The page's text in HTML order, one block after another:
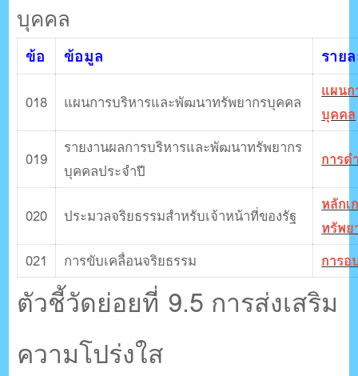
บุคคล
ข้อ ข้อมูล ราย
018 แผนการบริหารและพัฒนาทรัพยากรบุคคล
แผน
บุคคล
019
รายงานผลการบริหารและพัฒนาทรัพยากร
บุคคลประจําปี
การด
020 ประมวลจริยธรรมสําหรับเจ้าหน้าที่ของรัฐ
หลัก
ทรัพ
021
การขับเคลื่อนจริยธรรม การ
ตัวชี้วัดย่อยที่ 9.5 การส่งเสริม
ความโปร่งใส